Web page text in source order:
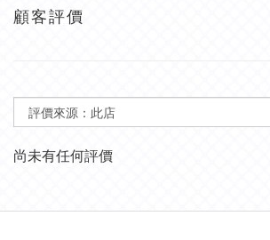
顧客評價
尚未有任何評價